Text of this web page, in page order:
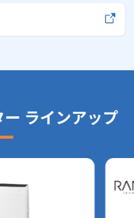
ラインアップ